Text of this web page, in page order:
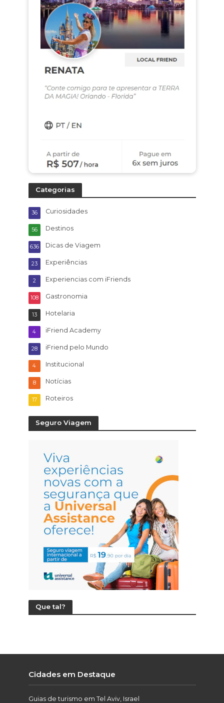
Categorias
Curiosidades
36
Destinos
56
Dicas de Viagem
636
Experiências
23
Experiencias com iFriends
2
Gastronomia
108
Hotelaria
13
iFriend Academy
4
iFriend pelo Mundo
28
Institucional
4
Notícias
8
Roteiros
17
Seguro Viagem
Que tal?
Cidades em Destaque
Guias de turismo em Tel Aviv, Israel